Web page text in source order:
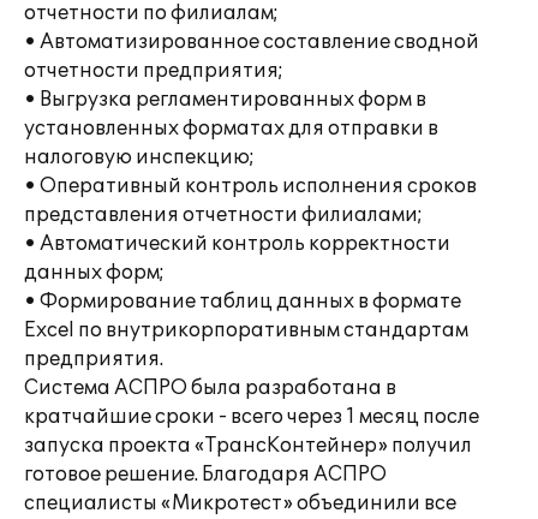
отчетности по филиалам;
• Автоматизированное составление сводной
отчетности предприятия;
• Выгрузка регламентированных форм в
установленных форматах для отправки в
налоговую инспекцию;
• Оперативный контроль исполнения сроков
представления отчетности филиалами;
• Автоматический контроль корректности
данных форм;
• Формирование таблиц данных в формате
Excel по внутрикорпоративным стандартам
предприятия.
Система АСПРО была разработана в
кратчайшие сроки - всего через 1 месяц после
запуска проекта «ТрансКонтейнер» получил
готовое решение. Благодаря АСПРО
специалисты «Микротест» объединили все